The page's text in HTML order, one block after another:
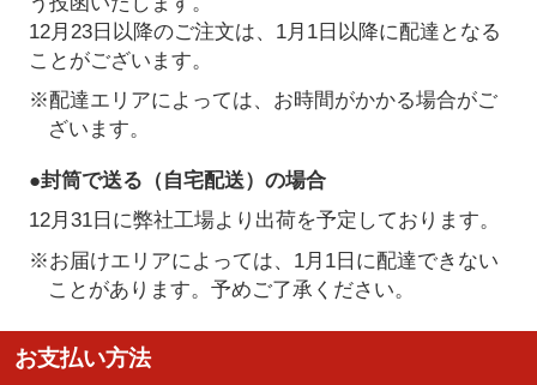
12月23日以降のご注文は、1月1日以降に配達となる
ことがございます。
※配達エリアによっては、お時間がかかる場合がご
ざいます。
●封筒で送る（自宅配送）の場合
12月31日に弊社工場より出荷を予定しております。
※お届けエリアによっては、1月1日に配達できない
ことがあります。予めご了承ください。
お支払い方法